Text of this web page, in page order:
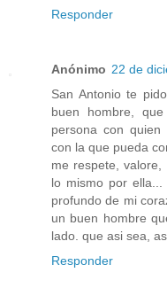
Responder
Anónimo 22 de
San Antonio te
buen hombre,
persona con quien
con la que pueda
me respete,
lo mismo por
profundo de mi
un buen hombre
lado. que asi sea,
Responder